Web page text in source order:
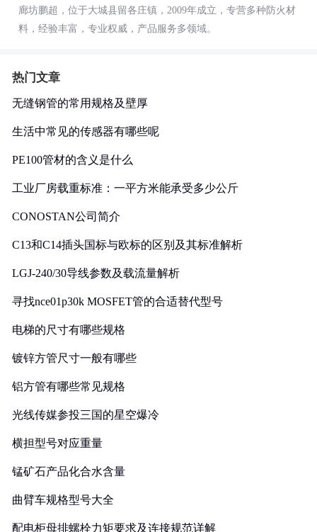
廊坊鹏超，位于大城县留各庄镇，2009年成立，专营多种防火材
料，经验丰富，专业权威，产品服务多领域。
热门文章
无缝钢管的常用规格及壁厚
生活中常见的传感器有哪些呢
PE100管材的含义是什么
工业厂房载重标准：一平方米能承受多少公斤
CONOSTAN公司简介
C13和C14插头国标与欧标的区别及其标准解析
LGJ-240/30导线参数及载流量解析
寻找nce01p30k MOSFET管的合适替代型号
电梯的尺寸有哪些规格
镀锌方管尺寸一般有哪些
铝方管有哪些常见规格
光线传媒参投三国的星空爆冷
横担型号对应重量
锰矿石产品化合水含量
曲臂车规格型号大全
配电柜母排螺栓力矩要求及连接规范详解